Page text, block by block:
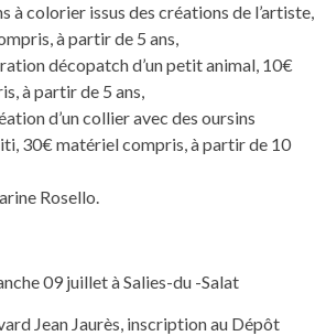
à colorier issus des créations de l’artiste,
à partir de 5 ans,
décopatch d’un petit animal, 10€
à partir de 5 ans,
d’un collier avec des oursins
30€ matériel compris, à partir de 10
Rosello.
09 juillet à Salies-du -Salat
Jean Jaurès, inscription au Dépôt